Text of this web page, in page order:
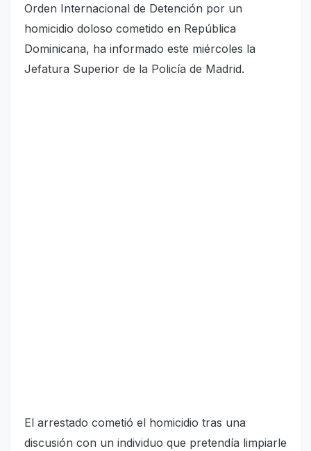
Orden Internacional de Detención por un
homicidio doloso cometido en República
Dominicana, ha informado este miércoles la
Jefatura Superior de la Policía de Madrid.
El arrestado cometió el homicidio tras una
discusión con un individuo que pretendía limpiarle